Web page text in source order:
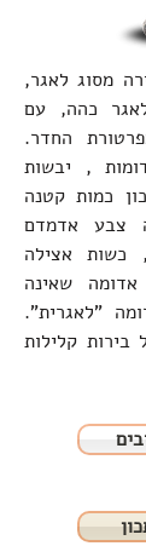
מסוג לאגר,
כהה, עם
החדר.
, יבשות
כמות קטנה
צבע אדמדם
כשות אצילה
אדומה שאינה
"לאגרית".
קלילות